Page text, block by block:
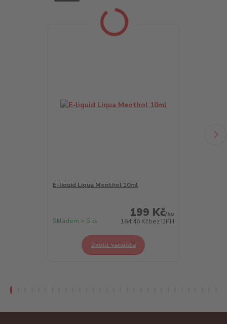
E-liquid Liqua Menthol 10ml
199 Kč/ks
164,46 Kčbez DPH
Skladem > 5 ks
Zvolit variantu